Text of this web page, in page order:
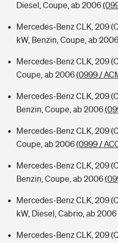
Diesel, Coupe, ab 2006
Mercedes-Benz CLK, 209
kW, Benzin, Coupe, ab 2006
Mercedes-Benz CLK, 209
Coupe, ab 2006(0999 /
Mercedes-Benz CLK, 209
Benzin, Coupe, ab 2006
Mercedes-Benz CLK, 209
Coupe, ab 2006(0999 /
Mercedes-Benz CLK, 209
Benzin, Coupe, ab 2006
Mercedes-Benz CLK, 209
kW, Diesel, Cabrio, ab 2006
Mercedes-Benz CLK, 209